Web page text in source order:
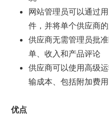
网站管理员可以通过
件，并将单个供应商
供应商无需管理员批
单、收入和产品评论
供应商可以使用高级
输成本、包括附加费
优点